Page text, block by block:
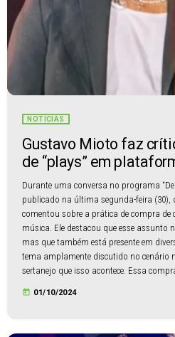
NOTÍCIAS
Gustavo Mioto faz
de “plays” em
Durante uma conversa no programa
publicado na última segunda-feira (30),
comentou sobre a prática de compra
música. Ele destacou que esse assunto
mas que também está presente em
tema amplamente discutido no cenário
sertanejo que isso acontece. Essa
today 01/10/2024